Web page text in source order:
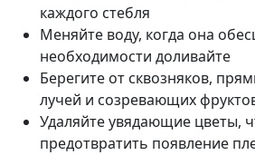
каждого стебля
Меняйте воду, когда она
необходимости доливайте
Берегите от сквозняков,
лучей и созревающих
Удаляйте увядающие цветы,
предотвратить появление